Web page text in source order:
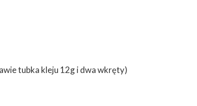
tubka kleju 12g i dwa wkręty)